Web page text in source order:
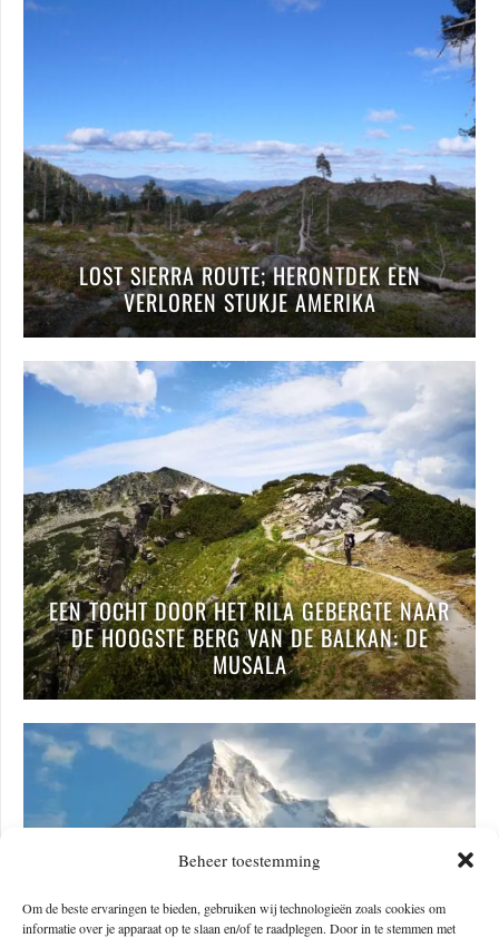
Beheer toestemming
Om de beste ervaringen te bieden, gebruiken wij technologieën zoals cookies om
informatie over je apparaat op te slaan en/of te raadplegen. Door in te stemmen met
LOST SIERRA ROUTE; HERONTDEK EEN
VERLOREN STUKJE AMERIKA
EEN TOCHT DOOR HET RILA GEBERGTE NAAR
DE HOOGSTE BERG VAN DE BALKAN: DE
MUSALA